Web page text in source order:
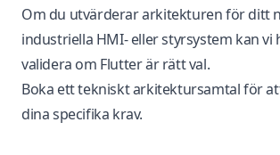
Om du utvärderar arkitekturen för ditt
industriella HMI- eller styrsystem kan vi
validera om Flutter är rätt val.
Boka ett tekniskt arkitektursamtalför
dina specifika krav.